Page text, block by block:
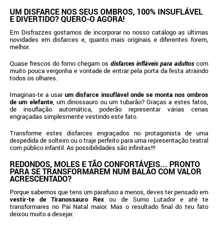
UM DISFARCE NOS SEUS OMBROS, 100% INSUFLÁVEL
E DIVERTIDO? QUERO-O AGORA!
Em Disfrazzes gostamos de incorporar no nosso catálogo as últimas
novidades em disfarces e, quanto mais originais e diferentes forem,
melhor.
Quase frescos do forno chegam os disfarces infláveis para adultos com
muito pouca vergonha e vontade de entrar pela porta da festa atraindo
todos os olhares.
Imaginas-te a usarum disfarce insuflável onde se monta nos ombros
de um elefante, um dinossauro ou um tubarão? Graças a estes fatos,
de insuflação automática, poderão representar várias cenas
engraçadas simplesmente vestindo este fato.
Transforme estes disfarces engraçados no protagonista de uma
despedida de solteiro ou o traje perfeito para uma representação teatral
com público infantil. As possibilidades são infinitas!!!
REDONDOS, MOLES E TÃO CONFORTÁVEIS... PRONTO
PARA SE TRANSFORMAREM NUM BALÃO COM VALOR
ACRESCENTADO?
Porque sabemos que tens um parafuso a menos, deves ter pensado em
vestir-te de Tiranossauro Rex ou de Sumo Lutador e até te
transformares no Pai Natal maior. Mas o resultado final do teu fato
deixou muito a desejar.